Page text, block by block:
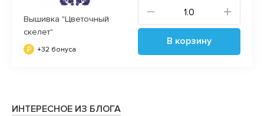
Вышивка "Цветочный
скелет"
+32 бонуса
В корзину
ИНТЕРЕСНОЕ ИЗ БЛОГА